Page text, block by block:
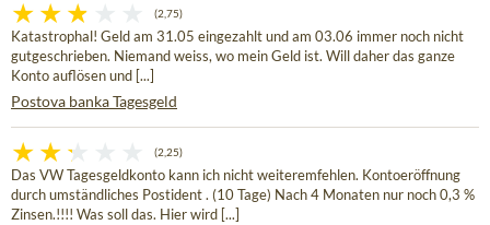
(2,75)
Katastrophal! Geld am 31.05 eingezahlt und am 03.06 immer noch nicht
gutgeschrieben. Niemand weiss, wo mein Geld ist. Will daher das ganze
Konto auflösen und [...]
Postova banka Tagesgeld
(2,25)
Das VW Tagesgeldkonto kann ich nicht weiteremfehlen. Kontoeröffnung
durch umständliches Postident . (10 Tage) Nach 4 Monaten nur noch 0,3 %
Zinsen.!!!! Was soll das. Hier wird [...]